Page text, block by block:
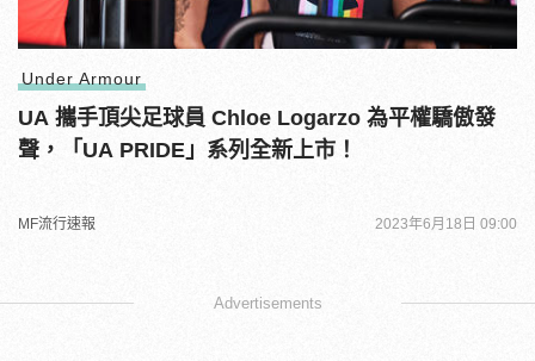
Under Armour
UA 攜手頂尖足球員 Chloe Logarzo 為平權驕傲發
聲，「UA PRIDE」系列全新上市！
MF流行速報 2023年6月18日 09:00
Advertisements